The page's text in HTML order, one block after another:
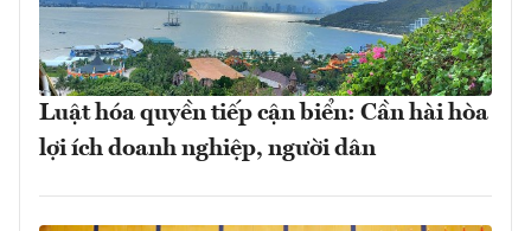
Luật hóa quyền tiếp cận biển: Cần hài hòa
lợi ích doanh nghiệp, người dân